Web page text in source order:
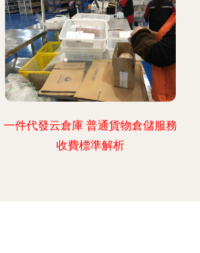
一件代發云倉庫 普通貨物倉儲服務
收費標準解析